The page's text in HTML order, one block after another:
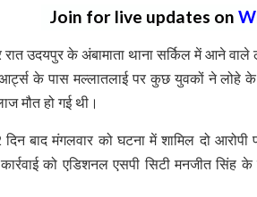
Join for live updates on
उदयपुर के अंबामाता थाना सर्किल में आने
आर्ट्स के पास मल्लातलाई पर कुछ युवकों ने लोहे
मौत हो गई थी।
बाद मंगलवार को घटना में शामिल दो
को एडिशनल एसपी सिटी मनजीत सिंह के